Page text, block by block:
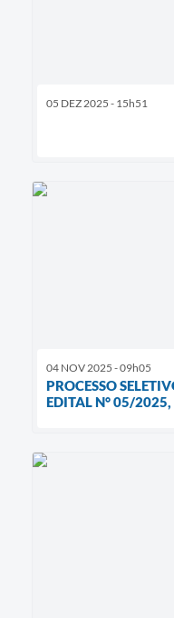
05 DEZ 2025 - 15h51
04 NOV 2025 - 09h05
PROCESSO
EDITAL N° 05/